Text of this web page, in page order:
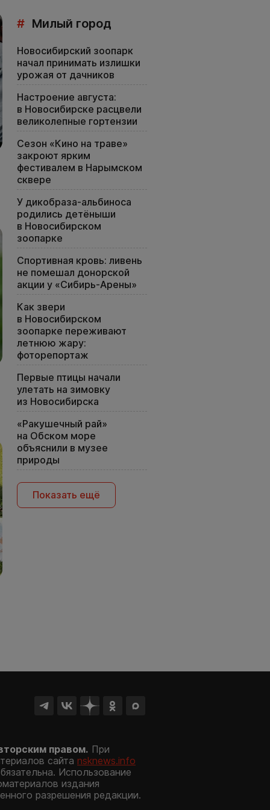
# Милый город
Новосибирский зоопарк
начал принимать излишки
урожая от дачников
Настроение августа:
в Новосибирске расцвели
великолепные гортензии
Сезон «Кино на траве»
закроют ярким
фестивалем в Нарымском
сквере
У дикобраза-альбиноса
родились детёныши
в Новосибирском
зоопарке
Спортивная кровь: ливень
не помешал донорской
акции у «Сибирь-Арены»
Как звери
в Новосибирском
зоопарке переживают
летнюю жару:
фоторепортаж
Первые птицы начали
улетать на зимовку
из Новосибирска
«Ракушечный рай»
на Обском море
объяснили в музее
природы
Показать ещё
правом. При
сайта nsknews.info
Использование
издания
разрешения редакции.